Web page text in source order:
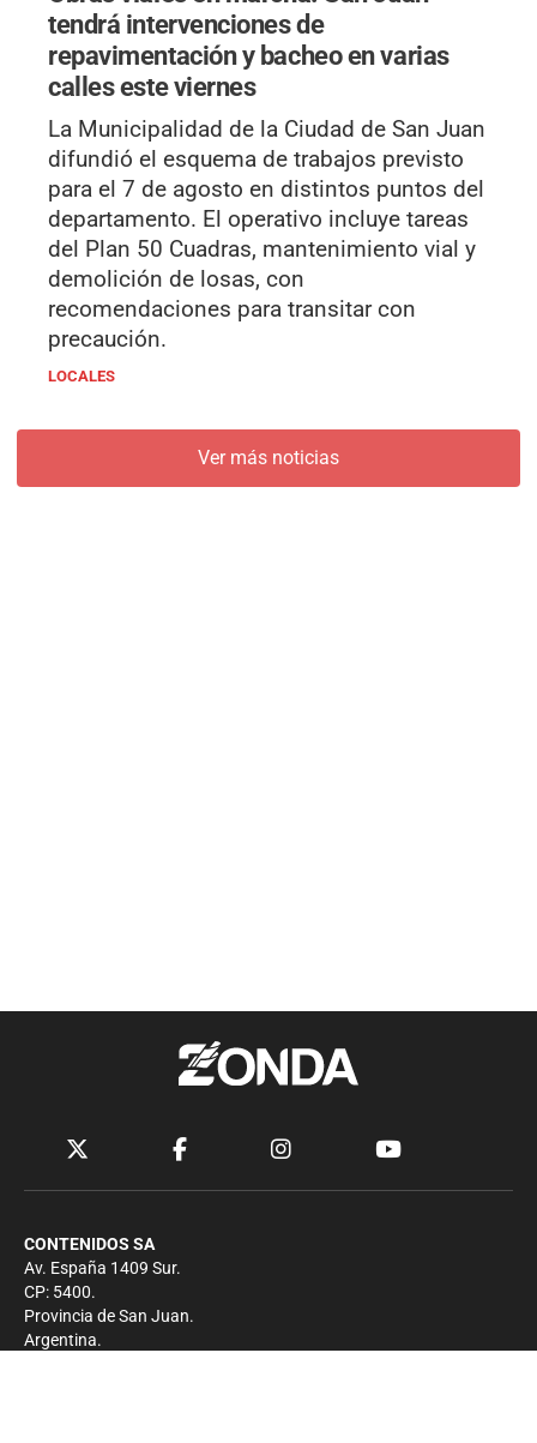
tendrá intervenciones de
repavimentación y bacheo en varias
calles este viernes
La Municipalidad de la Ciudad de San Juan
difundió el esquema de trabajos previsto
para el 7 de agosto en distintos puntos del
departamento. El operativo incluye tareas
del Plan 50 Cuadras, mantenimiento vial y
demolición de losas, con
recomendaciones para transitar con
precaución.
LOCALES
Ver más noticias
CONTENIDOS SA
Av. España 1409 Sur.
CP: 5400.
Provincia de San Juan.
Argentina.